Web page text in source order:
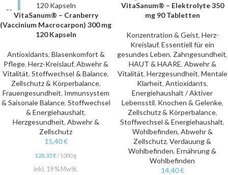
VitaSanum® – Cranberry
(Vaccinium Macrocarpon) 300 mg
120 Kapseln
Antioxidants, Blasenkomfort &
Pflege, Herz-Kreislauf, Abwehr &
Vitalität, Stoffwechsel & Balance,
Zellschutz & Körperbalance,
Frauengesundheit, Immunsystem
& Saisonale Balance, Stoffwechsel
& Energiehaushalt,
Herzgesundheit, Abwehr &
Zellschutz
15,40€
128,33€/ 1000 g
inkl. 19 % MwSt.
VitaSanum® – Elektrolyte 350
mg 90 Tabletten
Konzentration & Geist, Herz-
Kreislauf, Essentiell für ein
gesundes Leben, Zahngesundheit,
HAUT & HAARE, Abwehr &
Vitalität, Herzgesundheit, Mentale
Klarheit, Antioxidants,
Energiehaushalt / Aktiver
Lebensstil, Knochen & Gelenke,
Zellschutz & Körperbalance,
Stoffwechsel & Energiehaushalt,
Wohlbefinden, Abwehr &
Zellschutz, Verdauung &
Wohlbefinden, Ernährung &
Wohlbefinden
14,40€